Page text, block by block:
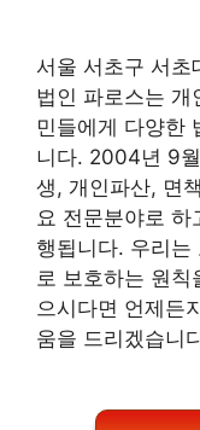
서울 서초구 서
법인 파로스는 개
민들에게 다양한
니다. 2004년 9
생, 개인파산, 면
요 전문분야로 하
행됩니다. 우리는
로 보호하는 원칙
으시다면 언제든
움을 드리겠습니